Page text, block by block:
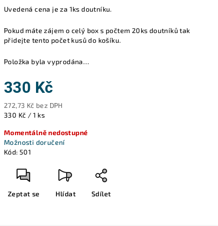
Uvedená cena je za 1ks doutníku.
Pokud máte zájem o celý box s počtem 20ks doutníků tak
přidejte tento počet kusů do košíku.
Položka byla vyprodána…
330 Kč
272,73 Kč bez DPH
Měrná
330 Kč / 1 ks
Momentálně nedostupné
Možnosti doručení
Kód: 501
Zeptat se Hlídat Sdílet